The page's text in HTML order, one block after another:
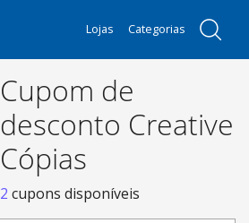
Lojas Categorias
Cupom de
desconto Creative
Cópias
2 cupons disponíveis